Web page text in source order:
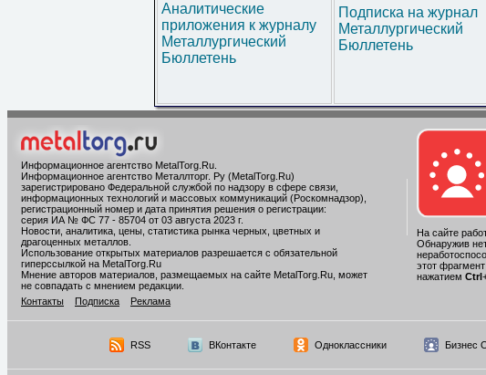
Аналитические
приложения к журналу
Металлургический
Бюллетень
Подписка на журнал
Металлургический
Бюллетень
Информационное агентство MetalTorg.Ru
Информационное агентство Металлторг. Ру (MetalTorg.Ru)
зарегистрировано Федеральной службой по надзору в сфере связи,
информационных технологий и массовых коммуникаций (Роскомнадзор),
регистрационный номер и дата принятия решения о регистрации:
серия ИА № ФС 77 - 85704 от 03 августа 2023 г.
Новости, аналитика, цены, статистика рынка черных, цветных и
драгоценных металлов.
Использование открытых материалов разрешается с обязательной
гиперссылкой на MetalTorg.Ru
Мнение авторов материалов, размещаемых на сайте MetalTorg.Ru, может
не совпадать с мнением редакции.
Контакты
Подписка Реклама
На сайте
Обнаружив
этот
нажатием Ctrl
RSS ВКонтакте Одноклассники Бизнес